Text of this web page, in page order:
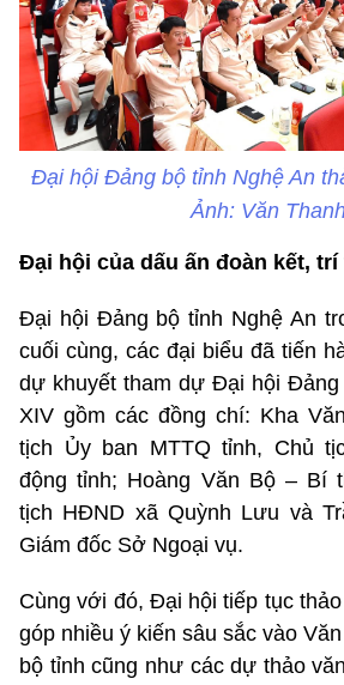
Đại hội Đảng bộ tỉnh Nghệ An
Ảnh: Văn
Đại hội của dấu ấn đoàn kết,
Đại hội Đảng bộ tỉnh Nghệ An
cuối cùng, các đại biểu đã tiến
dự khuyết tham dự Đại hội
XIV gồm các đồng chí: Kha
tịch Ủy ban MTTQ tỉnh, Chủ
động tỉnh; Hoàng Văn Bộ – Bí
tịch HĐND xã Quỳnh Lưu và
Giám đốc Sở Ngoại vụ.
Cùng với đó, Đại hội tiếp tục
góp nhiều ý kiến sâu sắc vào
bộ tỉnh cũng như các dự thảo